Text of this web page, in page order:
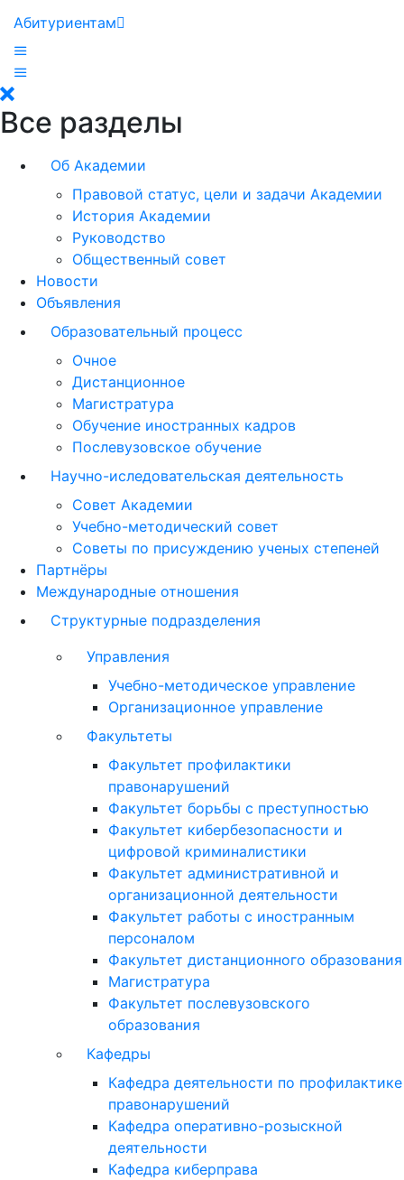
Абитуриентам
Все разделы
Об Академии
Правовой статус, цели и задачи Академии
История Академии
Руководство
Общественный совет
Новости
Объявления
Образовательный процесс
Очное
Дистанционное
Магистратура
Обучение иностранных кадров
Послевузовское обучение
Научно-иследовательская деятельность
Совет Академии
Учебно-методический совет
Советы по присуждению ученых степеней
Партнёры
Международные отношения
Структурные подразделения
Управления
Учебно-методическое управление
Организационное управление
Факультеты
Факультет профилактики
правонарушений
Факультет борьбы с преступностью
Факультет кибербезопасности и
цифровой криминалистики
Факультет административной и
организационной деятельности
Факультет работы с иностранным
персоналом
Факультет дистанционного образования
Магистратура
Факультет послевузовского
образования
Кафедры
Кафедра деятельности по профилактике
правонарушений
Кафедра оперативно-розыскной
деятельности
Кафедра киберправа